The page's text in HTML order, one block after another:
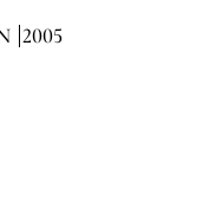
2005